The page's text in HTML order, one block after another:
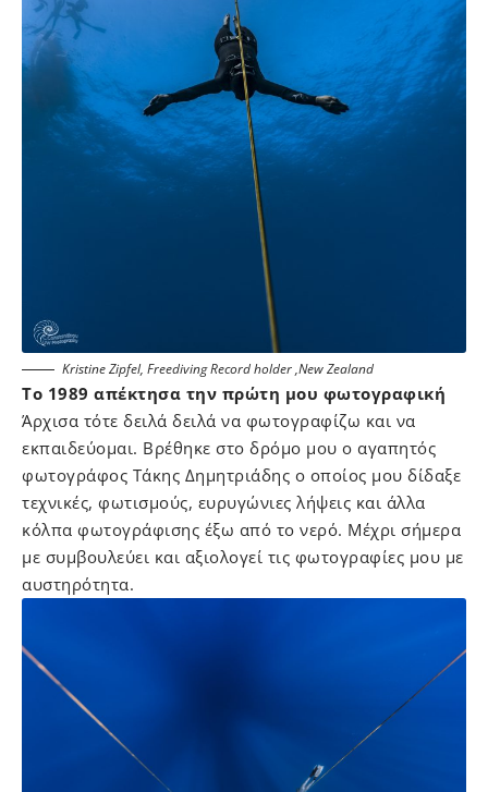
Kristine Zipfel, Freediving Record holder ,New Zealand
Το 1989 απέκτησα την πρώτη μου φωτογραφική
Άρχισα τότε δειλά δειλά να φωτογραφίζω και να
εκπαιδεύομαι. Βρέθηκε στο δρόμο μου ο αγαπητός
φωτογράφος Τάκης Δημητριάδης ο οποίος μου δίδαξε
τεχνικές, φωτισμούς, ευρυγώνιες λήψεις και άλλα
κόλπα φωτογράφισης έξω από το νερό. Μέχρι σήμερα
με συμβουλεύει και αξιολογεί τις φωτογραφίες μου με
αυστηρότητα.